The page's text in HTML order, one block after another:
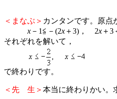
＜まなぶ＞ カンタンです。原点
x －1≦－(2x＋3)， 2x＋3
それぞれを解いて，
で終わりです。
＜先 生＞ 本当に終わりかい。